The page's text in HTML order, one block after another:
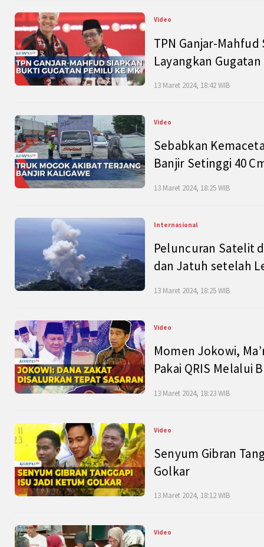
Video
TPN Ganjar-
Layangkan
13 Maret 2024, 18:42 WIB
Video
Sebabkan
Banjir Setinggi 40
13 Maret 2024, 18:25 WIB
Internasional
Peluncuran Satelit
dan Jatuh setelah
13 Maret 2024, 18:25 WIB
Video
Momen Jokowi,
Pakai QRIS Melalui
13 Maret 2024, 18:23 WIB
Video
Senyum Gibran
Golkar
13 Maret 2024, 18:12 WIB
Video